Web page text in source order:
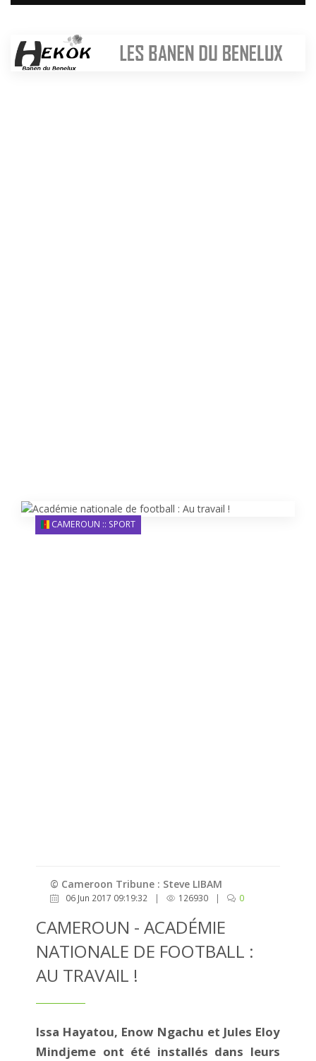
CAMEROUN :: SPORT
© Cameroon Tribune : Steve LIBAM
06 Jun 2017 09:19:32 | 126930 | 0
CAMEROUN - ACADÉMIE
NATIONALE DE FOOTBALL :
AU TRAVAIL !
Issa Hayatou, Enow Ngachu et Jules Eloy
Mindjeme ont été installés dans leurs